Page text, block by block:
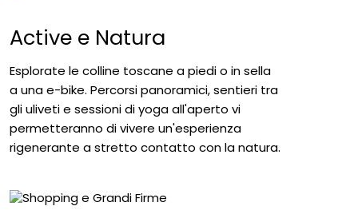
Active e Natura
Esplorate le colline toscane a piedi o in sella
a una e-bike. Percorsi panoramici, sentieri tra
gli uliveti e sessioni di yoga all'aperto vi
permetteranno di vivere un'esperienza
rigenerante a stretto contatto con la natura.